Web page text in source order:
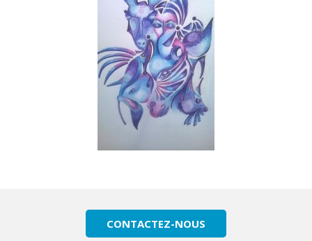
CONTACTEZ-NOUS